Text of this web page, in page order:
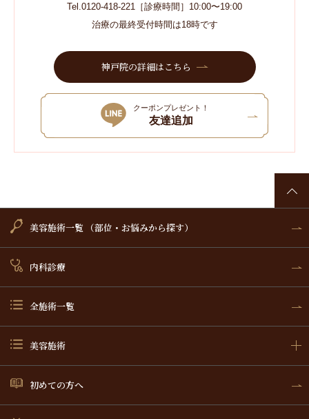
Tel.0120-418-221［診療時間］10:00〜19:00
治療の最終受付時間は18時です
神戸院の詳細はこちら
クーポンプレゼント！
友達追加
美容施術一覧 （部位・お悩みから探す）
内科診療
全施術一覧
美容施術
初めての方へ